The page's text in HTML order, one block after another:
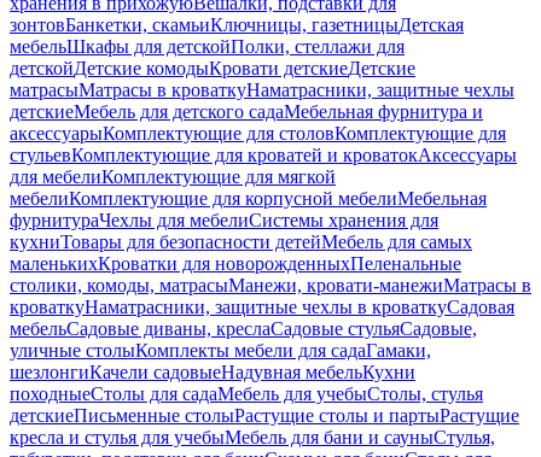
зонтовБанкетки, скамьиКлючницы, газетницыДетская
мебельШкафы для детскойПолки, стеллажи для
детскойДетские комодыКровати детскиеДетские
матрасыМатрасы в кроваткуНаматрасники, защитные чехлы
детскиеМебель для детского садаМебельная фурнитура и
аксессуарыКомплектующие для столовКомплектующие для
стульевКомплектующие для кроватей и кроватокАксессуары
для мебелиКомплектующие для мягкой
мебелиКомплектующие для корпусной мебелиМебельная
фурнитураЧехлы для мебелиСистемы хранения для
кухниТовары для безопасности детейМебель для самых
маленькихКроватки для новорожденныхПеленальные
столики, комоды, матрасыМанежи, кровати-манежиМатрасы в
кроваткуНаматрасники, защитные чехлы в кроваткуСадовая
мебельСадовые диваны, креслаСадовые стульяСадовые,
уличные столыКомплекты мебели для садаГамаки,
шезлонгиКачели садовыеНадувная мебельКухни
походныеСтолы для садаМебель для учебыСтолы, стулья
детскиеПисьменные столыРастущие столы и партыРастущие
кресла и стулья для учебыМебель для бани и сауныСтулья,